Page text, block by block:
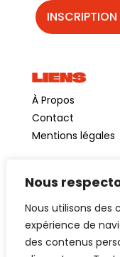
Nous
Nous utilisons des
expérience de
des contenus
LIENS
À Propos
Contact
Mentions légales
Création site